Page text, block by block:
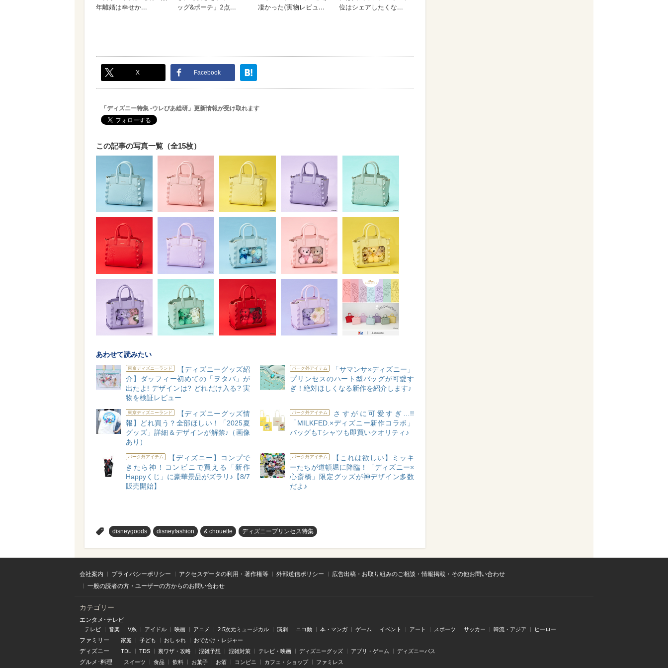
X Facebook
「ディズニー特集 -ウレぴあ総研」更新情報が受け取れます
この記事の写真一覧（全15枚）
あわせて読みたい
東京ディズニーランド
【ディズニーグッズ紹
介】ダッフィー初めての「ヲタバ」が
出たよ! デザインは? どれだけ入る? 実
物を検証レビュー
パーク外アイテム
「サマンサ×ディズニー」
プリンセスのハート型バッグが可愛す
ぎ！絶対ほしくなる新作を紹介します♪
東京ディズニーランド
【ディズニーグッズ情
報】どれ買う？全部ほしい！「2025夏
グッズ」詳細＆デザインが解禁♪（画像
あり）
パーク外アイテム
さすがに可愛すぎ…!!
「MILKFED.×ディズニー新作コラボ」
バッグもTシャツも即買いクオリティ♪
パーク外アイテム
【ディズニー】コンプで
きたら神！コンビニで買える「新作
Happyくじ」に豪華景品がズラリ♪【8/7
販売開始】
パーク外アイテム
【これは欲しい】ミッキ
ーたちが道頓堀に降臨！「ディズニー×
心斎橋」限定グッズが神デザイン多数
だよ♪
disneygoods disneyfashion & chouette ディズニープリンセス特集
会社案内 プライバシーポリシー アクセスデータの利用・著作権等 外部送信ポリシー
広告出稿・お取り組みのご相談・情報掲載・その他お問い合わせ
一般の読者の方・ユーザーの方からのお問い合わせ
カテゴリー
エンタメ･テレビ
テレビ 音楽 V系 アイドル 映画 アニメ 2.5次元ミュージカル 演劇 ニコ動 本・マンガ ゲーム イベント アート スポーツ サッカー 韓流・アジア ヒーロー
ファミリー 家庭 子ども おしゃれ おでかけ・レジャー
ディズニー TDL TDS 裏ワザ・攻略 混雑予想 混雑対策 テレビ・映画 ディズニーグッズ アプリ・ゲーム ディズニーパス
グルメ･料理 スイーツ 食品 飲料 お菓子 お酒 コンビニ カフェ・ショップ ファミレス